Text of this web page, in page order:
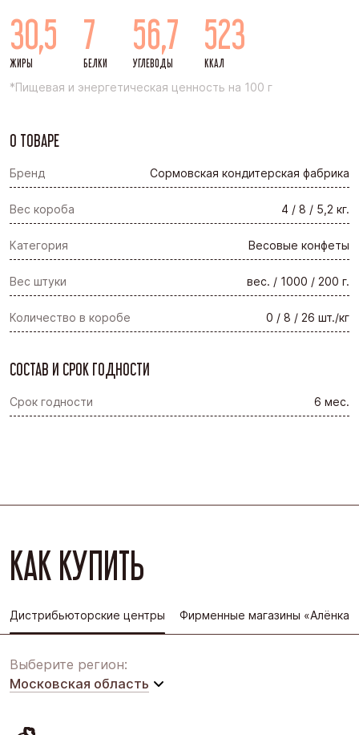
30,5
ЖИРЫ
7
БЕЛКИ
56,7
УГЛЕВОДЫ
523
ККАЛ
*Пищевая и энергетическая ценность на 100 г
О ТОВАРЕ
Бренд Сормовская кондитерская фабрика
Вес короба 4 / 8 / 5,2 кг.
Категория Весовые конфеты
Вес штуки вес. / 1000 / 200 г.
Количество в коробе 0 / 8 / 26 шт./кг
СОСТАВ И СРОК ГОДНОСТИ
Срок годности 6 мес.
КАК КУПИТЬ
Дистрибьюторские центры Фирменные магазины «Алёнка»
Выберите регион:
Московская область